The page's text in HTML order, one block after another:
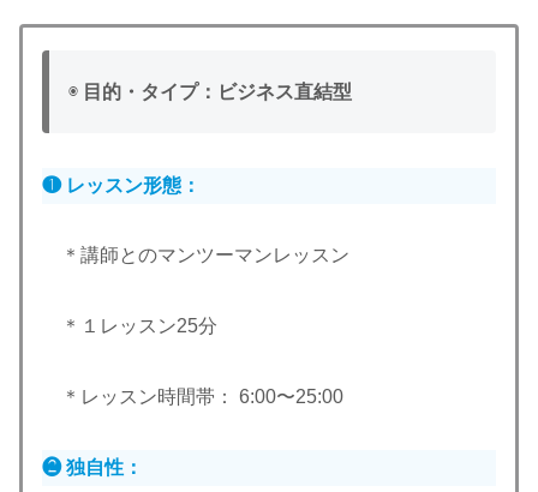
◉ 目的・タイプ：ビジネス直結型
❶ レッスン形態：
＊講師とのマンツーマンレッスン
＊１レッスン25分
＊レッスン時間帯： 6:00〜25:00
❷ 独自性：